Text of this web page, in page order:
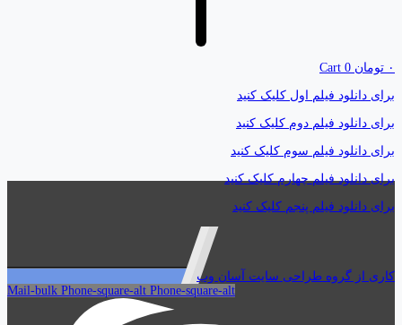
۰ تومان 0
Cart
برای دانلود فیلم اول کلیک کنید
برای دانلود فیلم دوم کلیک کنید
برای دانلود فیلم سوم کلیک کنید
برای دانلود فیلم چهارم کلیک کنید
برای دانلود فیلم پنجم کلیک کنید
کاری از گروه طراحی سایت آسان وب
Mail-bulk Phone-square-alt Phone-square-alt